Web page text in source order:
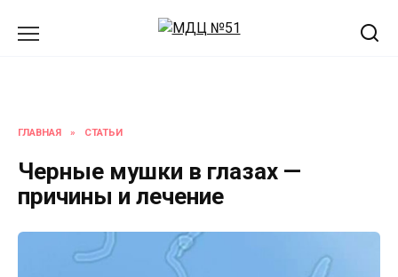
ГЛАВНАЯ » СТАТЬИ
Черные мушки в глазах —
причины и лечение